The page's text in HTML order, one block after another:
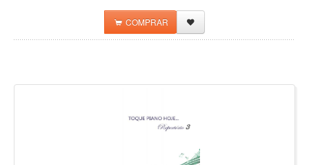
COMPRAR